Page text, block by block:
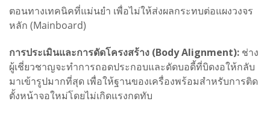
ตอนทางเทคนิคที่แม่นยำ เพื่อไม่ให้ส่งผลกระทบต่อแผงวงจร
หลัก (Mainboard)
การประเมินและการดัดโครงสร้าง (Body Alignment): ช่าง
ผู้เชี่ยวชาญจะทำการถอดประกอบและดัดบอดี้ที่บิดงอให้กลับ
มาเข้ารูปมากที่สุด เพื่อให้ฐานของเครื่องพร้อมสำหรับการติด
ตั้งหน้าจอใหม่โดยไม่เกิดแรงกดทับ